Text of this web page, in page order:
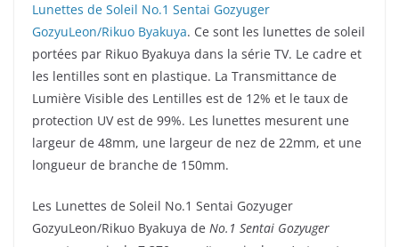
Lunettes de Soleil No.1 Sentai Gozyuger
GozyuLeon/Rikuo Byakuya. Ce sont les lunettes de soleil
portées par Rikuo Byakuya dans la série TV. Le cadre et
les lentilles sont en plastique. La Transmittance de
Lumière Visible des Lentilles est de 12% et le taux de
protection UV est de 99%. Les lunettes mesurent une
largeur de 48mm, une largeur de nez de 22mm, et une
longueur de branche de 150mm.
Les Lunettes de Soleil No.1 Sentai Gozyuger
GozyuLeon/Rikuo Byakuya de No.1 Sentai Gozyuger